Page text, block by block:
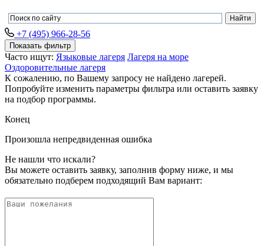
+7 (495) 966-28-56
Показать фильтр
Часто ищут: Языковые лагеря Лагеря на море
Оздоровительные лагеря
К сожалению, по Вашему запросу не найдено лагерей.
Попробуйте изменить параметры фильтра или оставить заявку
на подбор программы.
Конец
Произошла непредвиденная ошибка
Не нашли что искали?
Вы можете оставить заявку, заполнив форму ниже, и мы
обязательно подберем подходящий Вам вариант: